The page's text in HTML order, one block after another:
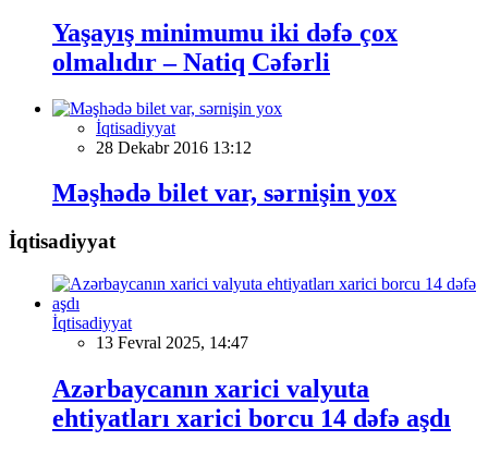
Yaşayış minimumu iki dəfə çox
olmalıdır – Natiq Cəfərli
İqtisadiyyat
28 Dekabr 2016 13:12
Məşhədə bilet var, sərnişin yox
İqtisadiyyat
İqtisadiyyat
13 Fevral 2025, 14:47
Azərbaycanın xarici valyuta
ehtiyatları xarici borcu 14 dəfə aşdı